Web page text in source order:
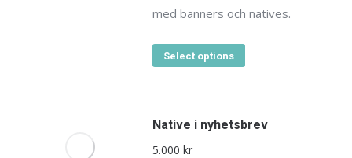
med banners och natives.
Select options
Native i nyhetsbrev
5.000kr